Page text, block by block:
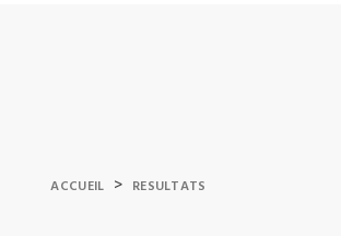
ACCUEIL > RESULTATS